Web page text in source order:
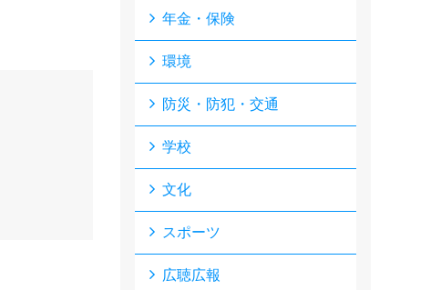
年金・保険
環境
防災・防犯・交通
学校
文化
スポーツ
広聴広報